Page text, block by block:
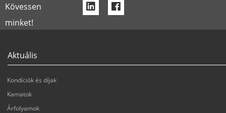
Kövessen
minket!
f
Aktuális
Kondíciók és díjak
Kamatok
Árfolyamok